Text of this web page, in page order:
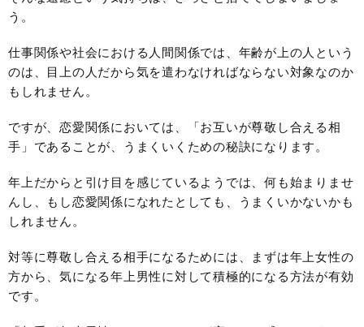
う。
仕事関係や社会における人間関係では、年齢が上の人という
のは、目上の人だから気を遣わなければならない対象なのか
もしれません。
ですが、恋愛関係においては、「お互いが尊敬し合える相
手」であることが、うまくいくための秘訣になります。
年上だからと引け目を感じているようでは、何も始まりませ
んし、もし恋愛関係になれたとしても、うまくいかないかも
しれません。
対等に尊敬し合える相手になるためには、まずは年上女性の
方から、気になる年上男性に対して積極的になる方法が有効
です。